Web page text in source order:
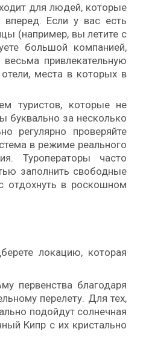
для людей, которые
Если у вас есть
(например, вы летите с
большой компанией,
привлекательную
места в которых в
туристов, которые не
буквально за несколько
регулярно проверяйте
в режиме реального
Туроператоры часто
заполнить свободные
отдохнуть в роскошном
локацию, которая
первенства благодаря
перелету. Для тех,
подойдут солнечная
Кипр с их кристально